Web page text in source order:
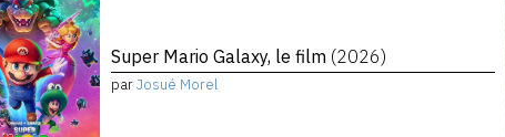
Super Mario Galaxy, le film (2026)
parJosué Morel